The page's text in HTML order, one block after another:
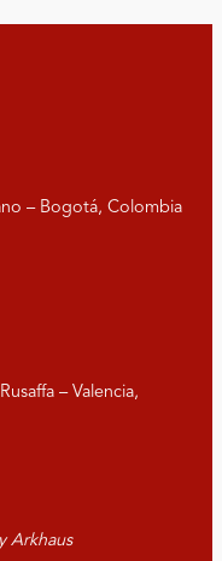
– Bogotá, Colombia
– Valencia,
Arkhaus